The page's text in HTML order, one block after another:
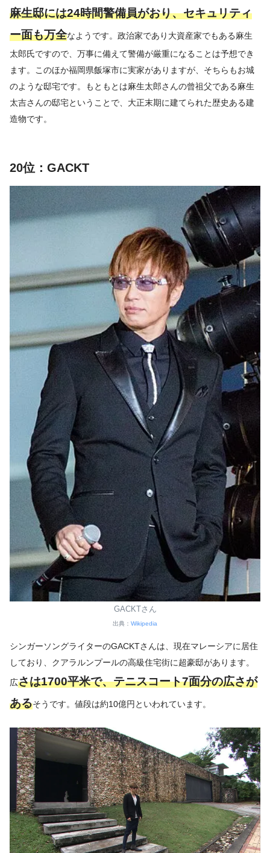
麻生邸には24時間警備員がおり、セキュリティ
ー面も万全なようです。政治家であり大資産家でもある麻生
太郎氏ですので、万事に備えて警備が厳重になることは予想でき
ます。このほか福岡県飯塚市に実家がありますが、そちらもお城
のような邸宅です。もともとは麻生太郎さんの曾祖父である麻生
太吉さんの邸宅ということで、大正末期に建てられた歴史ある建
造物です。
20位：GACKT
GACKTさん
出典： Wikipedia
シンガーソングライターのGACKTさんは、現在マレーシアに居住
しており、クアラルンプールの高級住宅街に超豪邸があります。
広さは1700平米で、テニスコート7面分の広さが
あるそうです。値段は約10億円といわれています。